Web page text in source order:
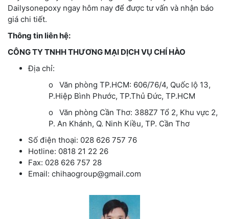
Dailysonepoxy ngay hôm nay để được tư vấn và nhận báo
giá chi tiết.
Thông tin liên hệ:
CÔNG TY TNHH THƯƠNG MẠI DỊCH VỤ CHÍ HÀO
Địa chỉ:
o Văn phòng TP.HCM: 606/76/4, Quốc lộ 13,
P.Hiệp Bình Phước, TP.Thủ Đức, TP.HCM
o Văn phòng Cần Thơ: 388Z7 Tổ 2, Khu vực 2,
P. An Khánh, Q. Ninh Kiều, TP. Cần Thơ
Số điện thoại: 028 626 757 76
Hotline: 0818 21 22 26
Fax: 028 626 757 28
Email: chihaogroup@gmail.com